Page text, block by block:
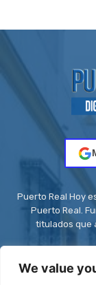
We value
Puerto Real Hoy
Puerto Real.
titulados que